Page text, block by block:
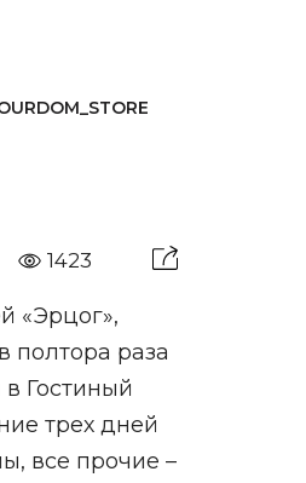
1423
«Эрцог»,
полтора раза
Гостиный
трех дней
все прочие –